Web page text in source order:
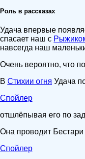
Роль в рассказах
Удача впервые
спасает наш с
навсегда наш
Очень вероятно, что
В Стихии огня Удача
Спойлер
отшлёпывая его по
Она проводит
Спойлер